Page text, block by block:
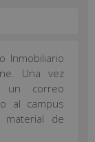
Inmobiliario
Una vez
un correo
al campus
de